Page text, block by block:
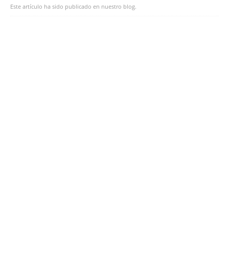
Este artículo ha sido publicado en nuestro blog.